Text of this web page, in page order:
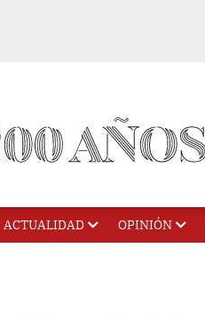
ACTUALIDAD OPINIÓN